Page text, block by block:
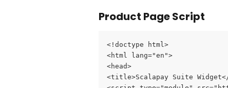
Product Page Script
<!doctype html>
<html lang="en">
<head>
<title>Scalapay Suite